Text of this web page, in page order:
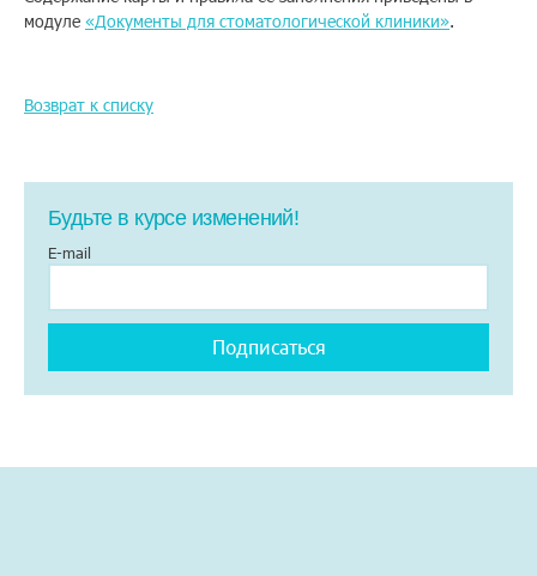
Заказать звонок
Кабинет
модуле «Документы для стоматологической клиники».
Возврат к списку
Будьте в курсе изменений!
E-mail